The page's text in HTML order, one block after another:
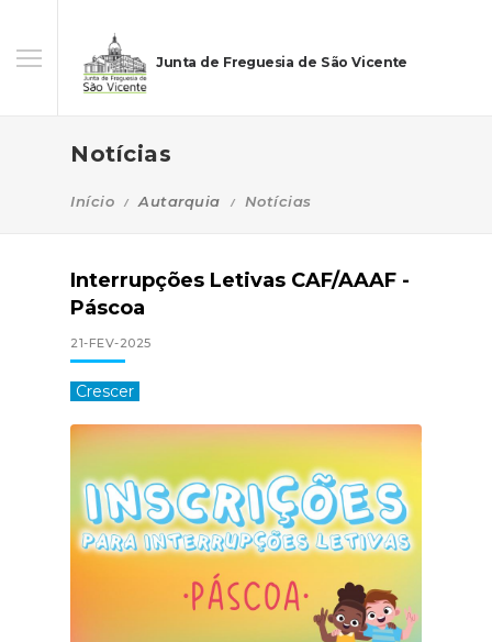
Junta de Freguesia de São Vicente
Notícias
Início Autarquia Notícias
Interrupções Letivas CAF/AAAF -
Páscoa
21-FEV-2025
Crescer